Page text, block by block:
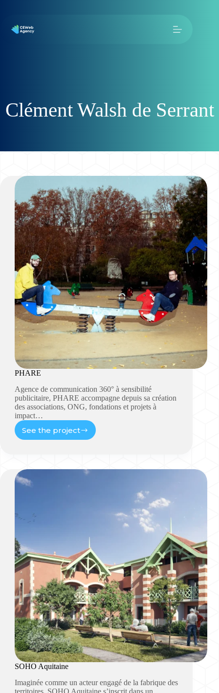
Clément Walsh de Serrant
PHARE
Agence de communication 360° à sensibilité
publicitaire, PHARE accompagne depuis sa création
des associations, ONG, fondations et projets à
impact…
See the project
SOHO Aquitaine
Imaginée comme un acteur engagé de la fabrique des
territoires, SOHO Aquitaine s’inscrit dans un